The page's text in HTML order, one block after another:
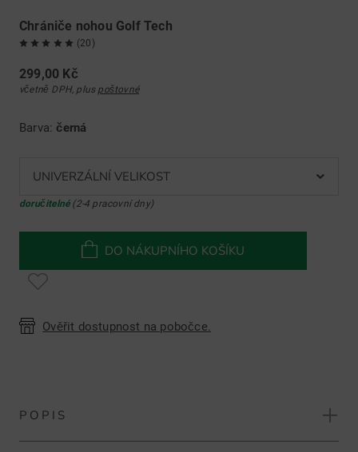
Chrániče nohou Golf Tech
(20)
299,00 Kč
včetně DPH, plus poštovné
Barva: černá
UNIVERZÁLNÍ VELIKOST
doručitelné(2-4 pracovní dny)
DO NÁKUPNÍHO KOŠÍKU
Ověřit dostupnost na pobočce.
POPIS